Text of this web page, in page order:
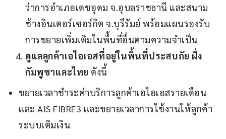
ว่าการอำเภอเดชอุดม จ.อุบลราชธานี และสนาม
ช้างอินเตอร์เซอร์กิต จ.บุรีรัมย์ พร้อมแผนรองรับ
การขยายเพิ่มเติมในพื้นที่อื่นตามความจำเป็น
ดูแลลูกค้าเอไอเอสที่อยู่ในพื้นที่ประสบภัย ฝั่ง
กัมพูชาและไทย ดังนี้
ขยายเวลาชำระค่าบริการลูกค้าเอไอเอสรายเดือน
และ AIS FIBRE3 และขยายเวลาการใช้งานให้ลูกค้า
ระบบเติมเงิน